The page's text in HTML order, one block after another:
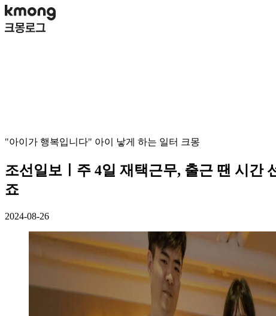
"아이가 행복입니다" 아이 낳게 하는 일터 크몽
조선일보ㅣ주 4일 재택근무, 출근 땐 시간
죠
2024-08-26